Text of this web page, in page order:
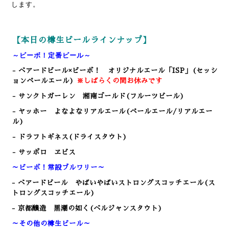
します。
【本日の樽生ビールラインナップ】
～ビーボ！定番ビール～
- ベアードビール×ビーボ！ オリジナルエール「ISP」(セッシ
ョンペールエール)
※しばらくの間お休みです
- サンクトガーレン 湘南ゴールド(フルーツビール)
- ヤッホー よなよなリアルエール(ペールエール/リアルエー
ル)
- ドラフトギネス(ドライスタウト)
- サッポロ ヱビス
～ビーボ！常設ブルワリー～
- ベアードビール やばいやばいストロングスコッチエール(ス
トロングスコッチエール)
- 京都醸造 黒潮の如く(ベルジャンスタウト)
～その他の樽生ビール～